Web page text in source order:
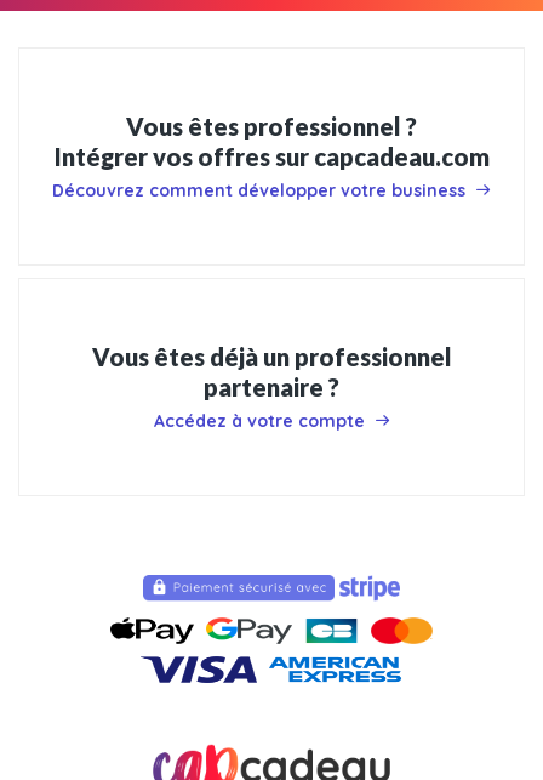
Vous êtes professionnel ?
Intégrer vos offres sur capcadeau.com
Découvrez comment développer votre business
Vous êtes déjà un professionnel
partenaire ?
Accédez à votre compte